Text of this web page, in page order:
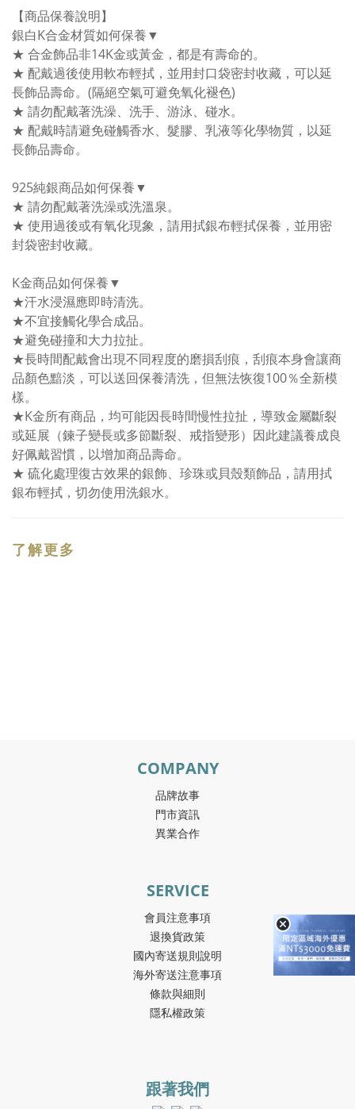
【商品保養說明】
銀白K合金材質如何保養▼
★ 合金飾品非14K金或黃金，都是有壽命的。
★ 配戴過後使用軟布輕拭，並用封口袋密封收藏，可以延
長飾品壽命。(隔絕空氣可避免氧化褪色)
★ 請勿配戴著洗澡、洗手、游泳、碰水。
★ 配戴時請避免碰觸香水、髮膠、乳液等化學物質，以延
長飾品壽命。
925純銀商品如何保養▼
★ 請勿配戴著洗澡或洗溫泉。
★ 使用過後或有氧化現象，請用拭銀布輕拭保養，並用密
封袋密封收藏。
K金商品如何保養▼
★汗水浸濕應即時清洗。
★不宜接觸化學合成品。
★避免碰撞和大力拉扯。
★長時間配戴會出現不同程度的磨損刮痕，刮痕本身會讓商
品顏色黯淡，可以送回保養清洗，但無法恢復100％全新模
樣。
★K金所有商品，均可能因長時間慢性拉扯，導致金屬斷裂
或延展（鍊子變長或多節斷裂、戒指變形）因此建議養成良
好佩戴習慣，以增加商品壽命。
★ 硫化處理復古效果的銀飾、珍珠或貝殼類飾品，請用拭
銀布輕拭，切勿使用洗銀水。
了解更多
COMPANY
品牌故事
門市資訊
異業合作
SERVICE
會員注意事項
退換貨政策
國內寄送規則說明
海外寄送注意事項
條款與細則
隱私權政策
跟著我們